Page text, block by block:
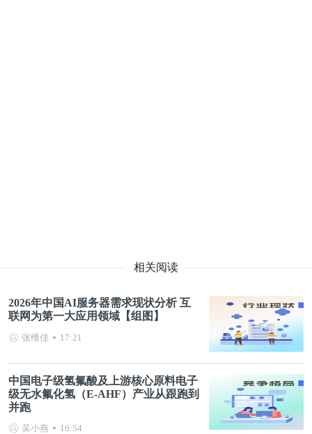
相关阅读
2026年中国AI服务器需求现状分析 互
联网为第一大应用领域【组图】
张维佳 17:21
中国电子级氢氟酸及上游核心原料电子
级无水氟化氢（E-AHF）产业从跟跑到
并跑
吴小燕 16:54